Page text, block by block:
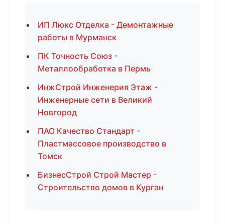
ИП Люкс Отделка - Демонтажные
работы в Мурманск
ПК Точность Союз -
Металлообработка в Пермь
ИнжСтрой Инженерия Этаж -
Инженерные сети в Великий
Новгород
ПАО Качество Стандарт -
Пластмассовое производство в
Томск
БизнесСтрой Строй Мастер -
Строительство домов в Курган